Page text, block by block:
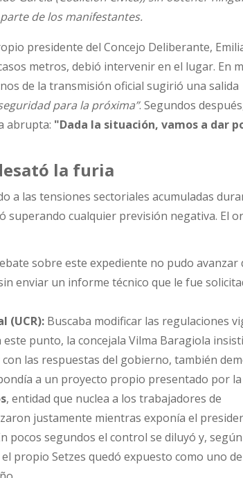
de los manifestantes.
presidente del Concejo Deliberante,
metros, debió intervenir en el lugar. En
de la transmisión oficial sugirió una salida
para la próxima”. Segundos
abrupta: "Dada la situación, vamos a dar
la furia
a las tensiones sectoriales acumuladas
superando cualquier previsión negativa. El
sobre este expediente no pudo avanzar
enviar un informe técnico que le fue
(UCR):Buscaba modificar las regulaciones
punto, la concejala Vilma Baragiola
las respuestas del gobierno, también
a un proyecto propio presentado por la
, entidad que nuclea a los trabajadores de
justamente mientras exponía el
pocos segundos el control se diluyó y,
propio Setzes quedó expuesto como uno